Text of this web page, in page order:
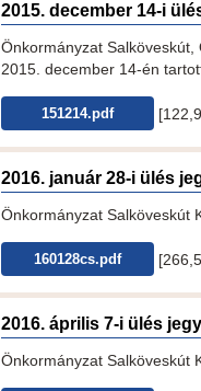
2015. december 14-i
Önkormányzat Salköveskút,
2015. december 14-én
151214.pdf
2016. január 28-i ülés
Önkormányzat Salköveskút
160128cs.pdf
2016. április 7-i ülés
Önkormányzat Salköveskút